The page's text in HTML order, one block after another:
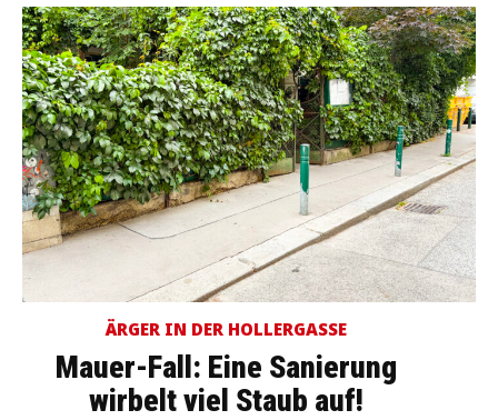
ÄRGER IN DER HOLLERGASSE
Mauer-Fall: Eine Sanierung
wirbelt viel Staub auf!